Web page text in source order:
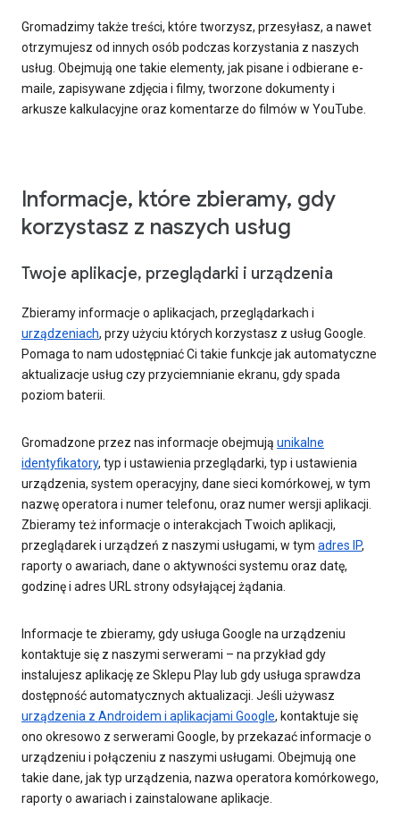
Gromadzimy także treści, które tworzysz, przesyłasz, a nawet
otrzymujesz od innych osób podczas korzystania z naszych
usług. Obejmują one takie elementy, jak pisane i odbierane e-
maile, zapisywane zdjęcia i filmy, tworzone dokumenty i
arkusze kalkulacyjne oraz komentarze do filmów w YouTube.
Informacje, które zbieramy, gdy
korzystasz z naszych usług
Twoje aplikacje, przeglądarki i urządzenia
Zbieramy informacje o aplikacjach, przeglądarkach i
urządzeniach, przy użyciu których korzystasz z usług Google.
Pomaga to nam udostępniać Ci takie funkcje jak automatyczne
aktualizacje usług czy przyciemnianie ekranu, gdy spada
poziom baterii.
Gromadzone przez nas informacje obejmują unikalne
identyfikatory, typ i ustawienia przeglądarki, typ i ustawienia
urządzenia, system operacyjny, dane sieci komórkowej, w tym
nazwę operatora i numer telefonu, oraz numer wersji aplikacji.
Zbieramy też informacje o interakcjach Twoich aplikacji,
przeglądarek i urządzeń z naszymi usługami, w tym adres IP,
raporty o awariach, dane o aktywności systemu oraz datę,
godzinę i adres URL strony odsyłającej żądania.
Informacje te zbieramy, gdy usługa Google na urządzeniu
kontaktuje się z naszymi serwerami – na przykład gdy
instalujesz aplikację ze Sklepu Play lub gdy usługa sprawdza
dostępność automatycznych aktualizacji. Jeśli używasz
urządzenia z Androidem i aplikacjami Google, kontaktuje się
ono okresowo z serwerami Google, by przekazać informacje o
urządzeniu i połączeniu z naszymi usługami. Obejmują one
takie dane, jak typ urządzenia, nazwa operatora komórkowego,
raporty o awariach i zainstalowane aplikacje.